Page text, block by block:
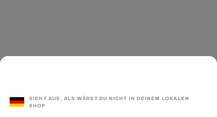
SIEHT AUS, ALS WÄRST DU NICHT IN DEINEM LOKALEN
SHOP